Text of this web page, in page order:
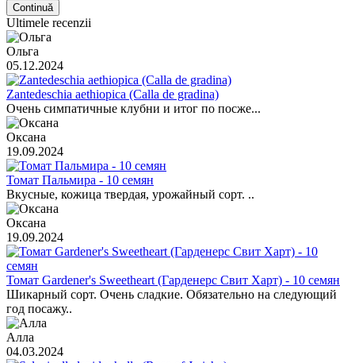
Continuă
Ultimele recenzii
Ольга
05.12.2024
Zantedeschia aethiopica (Calla de gradina)
Очень симпатичные клубни и итог по посже...
Оксана
19.09.2024
Томат Пальмира - 10 семян
Вкусные, кожица твердая, урожайный сорт. ..
Оксана
19.09.2024
Томат Gardener's Sweetheart (Гарденерс Свит Харт) - 10 семян
Шикарный сорт. Очень сладкие. Обязательно на следующий
год посажу..
Алла
04.03.2024